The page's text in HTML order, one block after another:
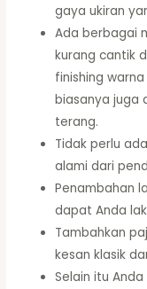
gaya ukiran
Ada berbagai
kurang cantik
finishing
biasanya juga
terang.
Tidak perlu
alami dari
Penambahan
dapat Anda
Tambahkan
kesan klasik
Selain itu